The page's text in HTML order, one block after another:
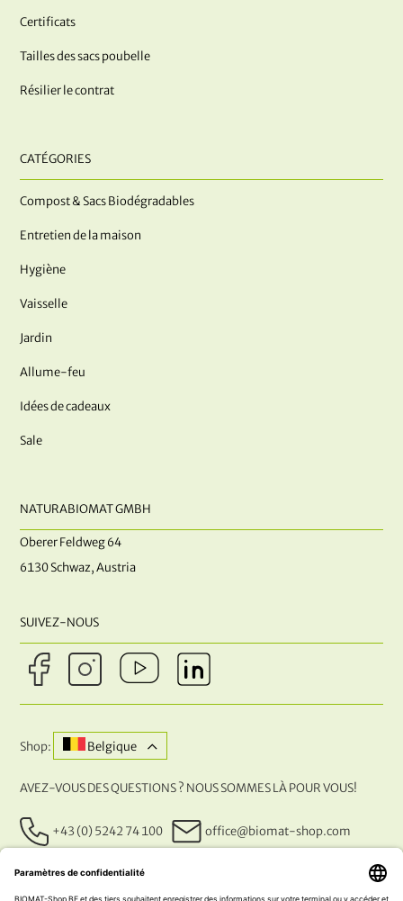
Certificats
Tailles des sacs poubelle
Résilier le contrat
CATÉGORIES
Compost & Sacs Biodégradables
Entretien de la maison
Hygiène
Vaisselle
Jardin
Allume-feu
Idées de cadeaux
Sale
NATURABIOMAT GMBH
Oberer Feldweg 64
6130 Schwaz, Austria
SUIVEZ-NOUS
Shop: Belgique
AVEZ-VOUS DES QUESTIONS ? NOUS SOMMES LÀ POUR VOUS!
+43 (0) 5242 74 100 office@biomat-shop.com
NOS MÉTHODES DE PAIEMENT